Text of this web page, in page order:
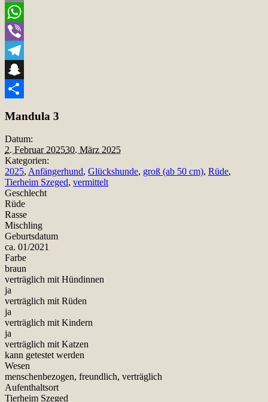
Email
WhatsApp
Viber
Telegram
Snapchat
Mandula 3
Datum:
2. Februar 202530. März 2025
Kategorien:
2025, Anfängerhund, Glückshunde, groß (ab 50 cm), Rüde,
Tierheim Szeged, vermittelt
Geschlecht
Rüde
Rasse
Mischling
Geburtsdatum
ca. 01/2021
Farbe
braun
verträglich mit Hündinnen
ja
verträglich mit Rüden
ja
verträglich mit Kindern
ja
verträglich mit Katzen
kann getestet werden
Wesen
menschenbezogen, freundlich, verträglich
Aufenthaltsort
Tierheim Szeged